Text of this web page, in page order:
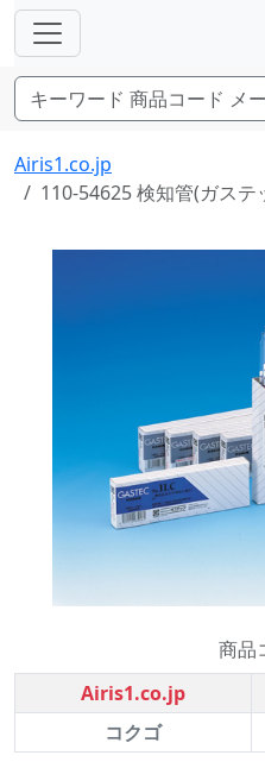
Airis1.co.jp
110-54625 検知管(ガス
商品
Airis1.co.jp
コクゴ